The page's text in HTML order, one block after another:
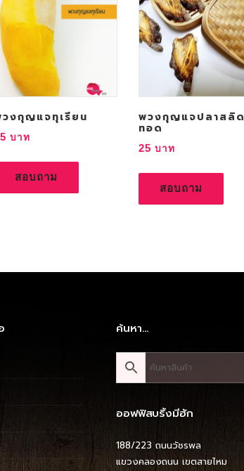
งกุญแจทุเรียน
สอบถาม
พวงกุญแจปลาสลิด
ทอด
25
สอบถาม
ค้นหา…
ออฟฟิสบริ้งมีฮัก
188/223 ถนนวัชรพล
แขวงคลองถนน เขตสายไหม